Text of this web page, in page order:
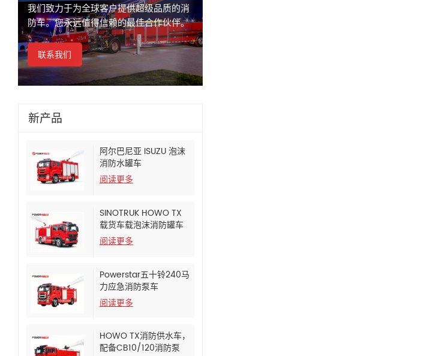
我们致力于为全球客户提供超级品质的消
防车。您永远值得信赖的最佳合作伙伴。
联系我们
新产品
阿尔巴尼亚 ISUZU 泡沫
消防水罐车
阅读更多
SINOTRUK HOWO TX
载货车载泡沫消防罐车
阅读更多
Powerstar五十铃240马
力应急消防泵车
阅读更多
HOWO TX消防供水车，
配备CB10/120消防泵